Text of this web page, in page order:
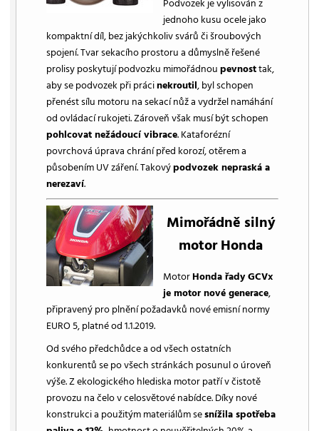
Podvozek je vylisován z
jednoho kusu ocele jako
kompaktní díl, bez jakýchkoliv svárů či šroubových
spojení. Tvar sekacího prostoru a důmyslně řešené
prolisy poskytují podvozku mimořádnoupevnosttak,
aby se podvozek při prácinekroutil, byl schopen
přenést sílu motoru na sekací nůž a vydržel namáhání
od ovládací rukojeti. Zároveň však musí být schopen
pohlcovat nežádoucí vibrace. Kataforézní
povrchová úprava chrání před korozí, otěrem a
působením UV záření. Takovýpodvozek nepraská a
nerezaví.
Mimořádně silný
motor Honda
MotorHonda řady GCVx
je motor nové generace,
připravený pro plnění požadavků nové emisní normy
EURO 5, platné od 1.1.2019.
Od svého předchůdce a od všech ostatních
konkurentů se po všech stránkách posunul o úroveň
výše. Z ekologického hlediska motor patří v čistotě
provozu na čelo v celosvětové nabídce. Díky nové
konstrukci a použitým materiálům sesnížila spotřeba